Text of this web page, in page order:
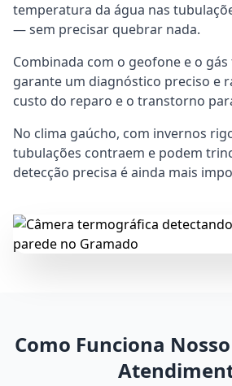
temperatura da água nas
— sem precisar quebrar nada.
Combinada com o geofone e o gás
garante um diagnóstico preciso e
custo do reparo e o transtorno
No clima gaúcho, com invernos
tubulações contraem e podem
detecção precisa é ainda mais
Como Funciona